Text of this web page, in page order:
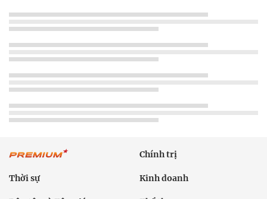
Chính trị
Thời sự Kinh doanh